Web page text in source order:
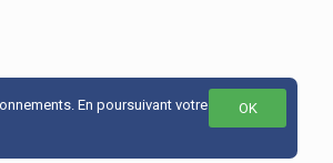
OK
En poursuivant votre